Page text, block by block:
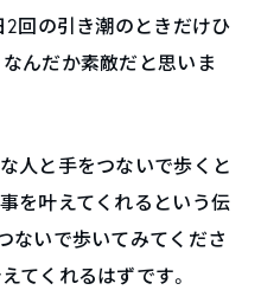
2回の引き潮のときだけひ
んだか素敵だと思いま
人と手をつないで歩くと
を叶えてくれるという伝
ないで歩いてみてくださ
てくれるはずです。